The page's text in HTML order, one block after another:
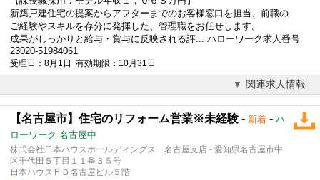
新築戸建住宅の提案からアフターまでのお客様窓口を担当、前職の
ご経験やスキルを存分に発揮した、管理職をお任せします。
成果がしっかりと給与・賞与に反映される評... ハローワーク求人番号
23020-51984061
受理日：8月1日 有効期限：10月31日
関連求人情報
【名古屋市】住宅のリフォーム営業※未経験- 新着 - ハ
ローワーク 名古屋中
株式会社日本ハウスホールディングス 名古屋支店 - 愛知県名古屋市中
区千代田５丁目１１番３５号
日本ハウスＨＤ名古屋ビル５階